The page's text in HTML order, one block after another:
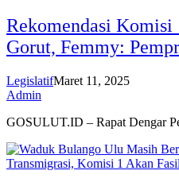
Rekomendasi Komisi
Gorut, Femmy:
LegislatifMaret 11, 2025
Admin
GOSULUT.ID – Rapat Dengar